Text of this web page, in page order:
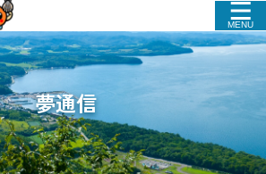
MENU
夢通信